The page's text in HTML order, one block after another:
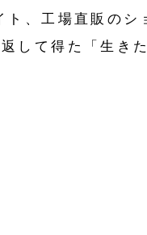
、工場直販のシ
して得た「生き